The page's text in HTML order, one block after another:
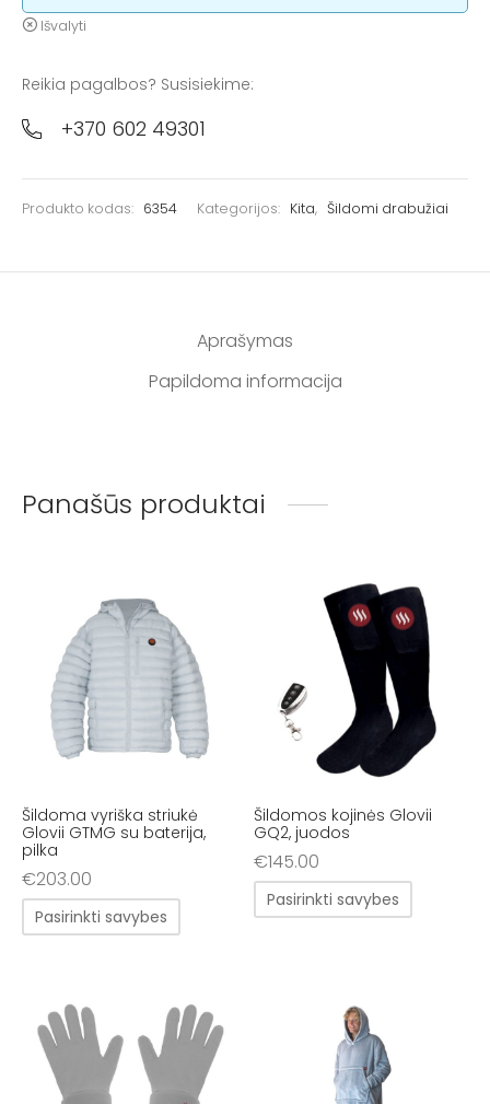
Išvalyti
Reikia pagalbos? Susisiekime:
+370 602 49301
Produkto kodas: 6354 Kategorijos: Kita, Šildomi drabužiai
Aprašymas
Papildoma informacija
Panašūs produktai
Šildoma vyriška striukė
Glovii GTMG su baterija,
pilka
€203.00
Pasirinkti savybes
Šildomos kojinės Glovii
GQ2, juodos
€145.00
Pasirinkti savybes